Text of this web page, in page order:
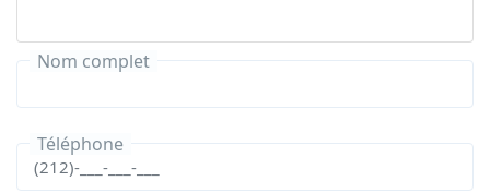
Nom complet
Téléphone